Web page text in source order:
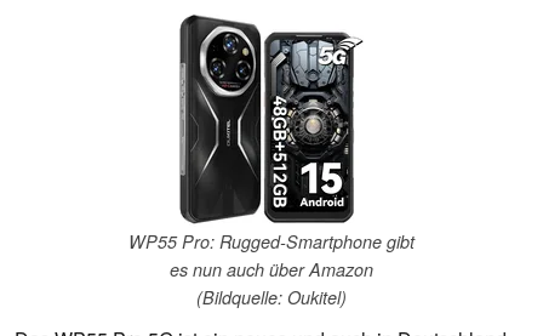
WP55 Pro: Rugged-Smartphone gibt
es nun auch über Amazon
(Bildquelle: Oukitel)